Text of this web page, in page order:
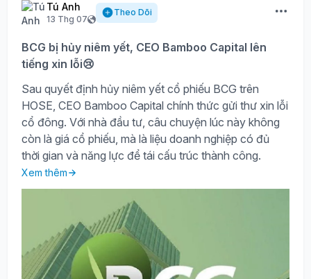
Tú Anh
13 Thg 07
Theo Dõi
BCG bị hủy niêm yết, CEO Bamboo Capital lên
tiếng xin lỗi😢
Sau quyết định hủy niêm yết cổ phiếu BCG trên
HOSE, CEO Bamboo Capital chính thức gửi thư xin lỗi
cổ đông. Với nhà đầu tư, câu chuyện lúc này không
còn là giá cổ phiếu, mà là liệu doanh nghiệp có đủ
thời gian và năng lực để tái cấu trúc thành công.
Xem thêm